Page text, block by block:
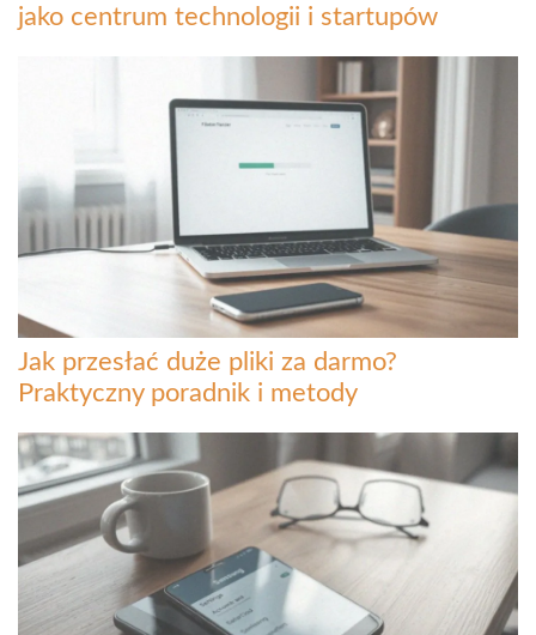
jako centrum technologii i startupów
Jak przesłać duże pliki za darmo?
Praktyczny poradnik i metody